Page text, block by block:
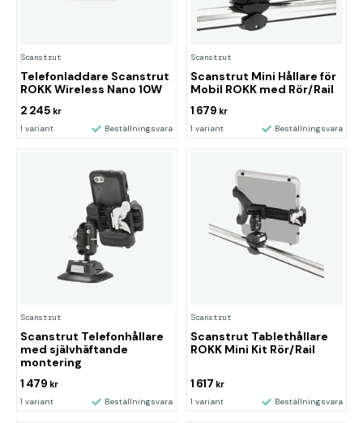
Scanstrut
Telefonladdare Scanstrut
ROKK Wireless Nano 10W
2 245 kr
1 variant Beställningsvara
Scanstrut
Scanstrut Mini Hållare för
Mobil ROKK med Rör/Rail
1 679 kr
1 variant Beställningsvara
Scanstrut
Scanstrut Telefonhållare
med självhäftande
montering
1 479 kr
1 variant Beställningsvara
Scanstrut
Scanstrut Tablethållare
ROKK Mini Kit Rör/Rail
1 617 kr
1 variant Beställningsvara